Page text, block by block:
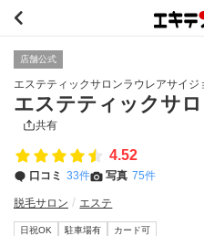
店舗公式
エステティックサロンラウレアサイジ
エステティックサ
共有
4.52
口コミ 33件 写真 75件
脱毛サロン エステ
日祝OK 駐車場有 カード可